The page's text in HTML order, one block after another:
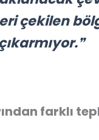
çekilen
farklı